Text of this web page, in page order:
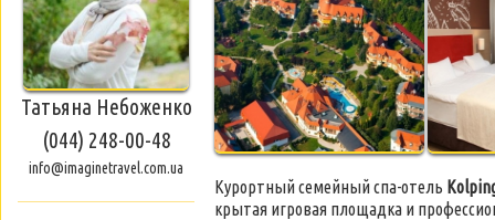
Татьяна Небоженко
(044) 248-00-48
info@imaginetravel.com.ua
Курортный семейный спа-отель
крытая игровая площадка и